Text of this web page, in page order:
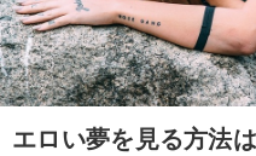
エロい夢を見る方法